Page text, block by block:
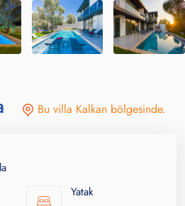
Bu villa Kalkan bölgesinde.
Yatak